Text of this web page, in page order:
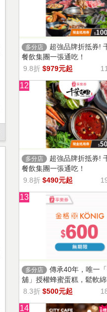
多分店
超強品牌折抵券!
餐飲集團一張通吃！
9.8折 $979元起
12
多分店
超強品牌折抵券!
餐飲集團一張通吃！
9.8折 $490元起
13
多分店
傳承40年，唯一
舖」授權蜂蜜蛋糕，鬆軟
13家門市適用，自選商品
8.3折 $500元起
14